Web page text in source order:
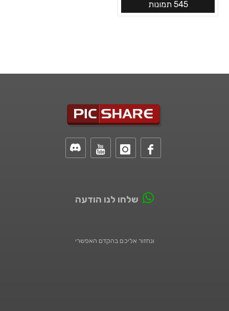
545 תמונות
שלחו לנו הודעה
ונחזור אליכם בהקדם האפשרי